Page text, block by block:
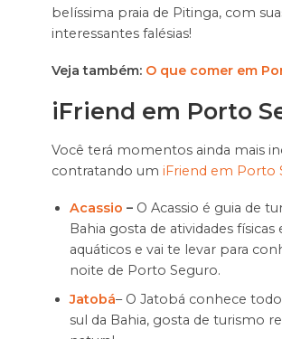
belíssima praia de Pitinga, com
interessantes falésias!
Veja também: O que comer em
iFriend em Porto
Você terá momentos ainda mais
contratando um iFriend em Porto
Acassio – O Acassio é guia de
Bahia gosta de atividades
aquáticos e vai te levar para
noite de Porto Seguro.
Jatobá– O Jatobá conhece
sul da Bahia, gosta de turismo